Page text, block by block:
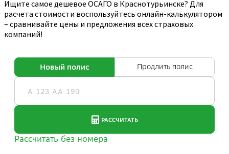
Ищите самое дешевое ОСАГО в Краснотурьинске? Для
расчета стоимости воспользуйтесь онлайн-калькулятором
– сравнивайте цены и предложения всех страховых
компаний!